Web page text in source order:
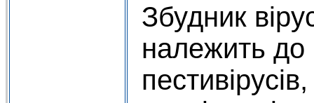
Збудник
належить до